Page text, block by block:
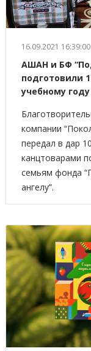
16.09.2021 16:39:00
АШАН и БФ
подготовили
учебному году
компании
передал в дар
канцтоварами
семьям фонда
ангелу”.